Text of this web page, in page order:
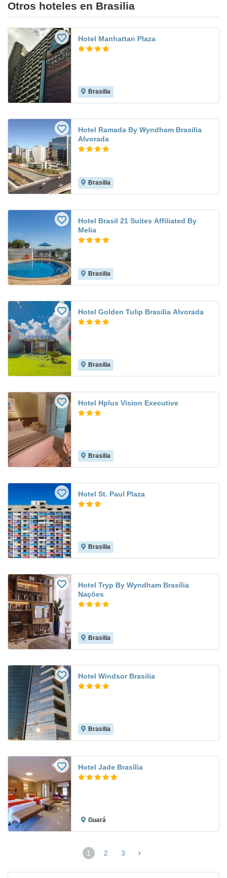
Otros hoteles en Brasilia
Hotel Manhattan Plaza
Brasilia
Hotel Ramada By Wyndham Brasilia
Alvorada
Brasilia
Hotel Brasil 21 Suites Affiliated By
Melia
Brasilia
Hotel Golden Tulip Brasilia Alvorada
Brasilia
Hotel Hplus Vision Executive
Brasilia
Hotel St. Paul Plaza
Brasilia
Hotel Tryp By Wyndham Brasília
Nações
Brasilia
Hotel Windsor Brasilia
Brasilia
Hotel Jade Brasília
Guará
1
(página
2 3